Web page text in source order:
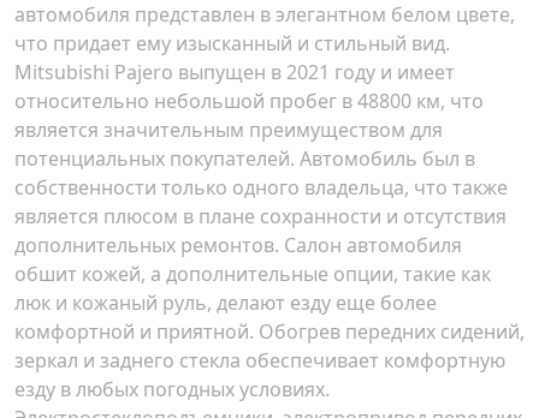
автомобиля представлен в элегантном белом цвете,
что придает ему изысканный и стильный вид.
Mitsubishi Pajero выпущен в 2021 году и имеет
относительно небольшой пробег в 48800 км, что
является значительным преимуществом для
потенциальных покупателей. Автомобиль был в
собственности только одного владельца, что также
является плюсом в плане сохранности и отсутствия
дополнительных ремонтов. Салон автомобиля
обшит кожей, а дополнительные опции, такие как
люк и кожаный руль, делают езду еще более
комфортной и приятной. Обогрев передних сидений,
зеркал и заднего стекла обеспечивает комфортную
езду в любых погодных условиях.